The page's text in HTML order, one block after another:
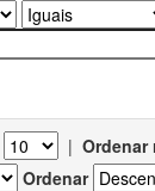
|
Ordenar